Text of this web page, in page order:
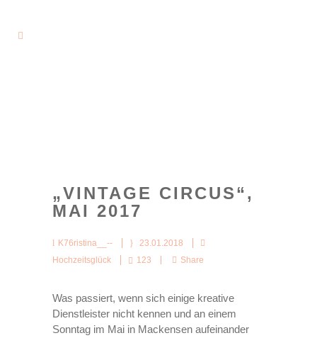
„VINTAGE CIRCUS“,
MAI 2017
K76ristina__--
23.01.2018
Hochzeitsglück
123 Share
Was passiert, wenn sich einige kreative
Dienstleister nicht kennen und an einem
Sonntag im Mai in Mackensen aufeinander